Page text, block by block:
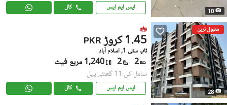
10 ایس ایم ایس کال
مقبول ترین
28
PKR 1.45 کروڑ
ٹاپ سٹی 1, اسلام آباد
2
2 1,240 مربع فیٹ
شامل کی:11 گھنٹے پہل
ایس ایم ایس کال